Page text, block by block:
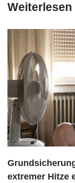
Weiterlesen
extremer Hitze